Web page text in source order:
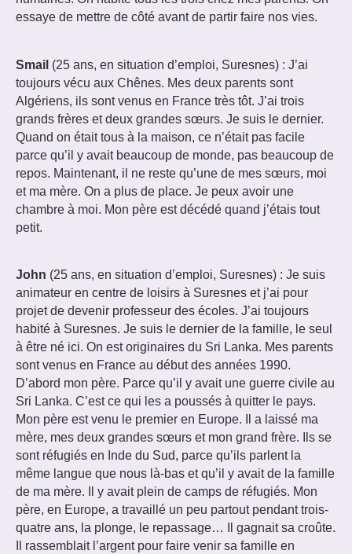
essaye de mettre de côté avant de partir faire nos vies.
Smail (25 ans, en situation d’emploi, Suresnes) : J’ai
toujours vécu aux Chênes. Mes deux parents sont
Algériens, ils sont venus en France très tôt. J’ai trois
grands frères et deux grandes sœurs. Je suis le dernier.
Quand on était tous à la maison, ce n’était pas facile
parce qu’il y avait beaucoup de monde, pas beaucoup de
repos. Maintenant, il ne reste qu’une de mes sœurs, moi
et ma mère. On a plus de place. Je peux avoir une
chambre à moi. Mon père est décédé quand j’étais tout
petit.
John (25 ans, en situation d’emploi, Suresnes) : Je suis
animateur en centre de loisirs à Suresnes et j’ai pour
projet de devenir professeur des écoles. J’ai toujours
habité à Suresnes. Je suis le dernier de la famille, le seul
à être né ici. On est originaires du Sri Lanka. Mes parents
sont venus en France au début des années 1990.
D’abord mon père. Parce qu’il y avait une guerre civile au
Sri Lanka. C’est ce qui les a poussés à quitter le pays.
Mon père est venu le premier en Europe. Il a laissé ma
mère, mes deux grandes sœurs et mon grand frère. Ils se
sont réfugiés en Inde du Sud, parce qu’ils parlent la
même langue que nous là-bas et qu’il y avait de la famille
de ma mère. Il y avait plein de camps de réfugiés. Mon
père, en Europe, a travaillé un peu partout pendant trois-
quatre ans, la plonge, le repassage… Il gagnait sa croûte.
Il rassemblait l’argent pour faire venir sa famille en